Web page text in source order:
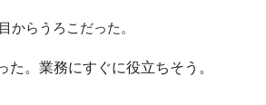
らうろこだった。
。業務にすぐに役立ちそう。